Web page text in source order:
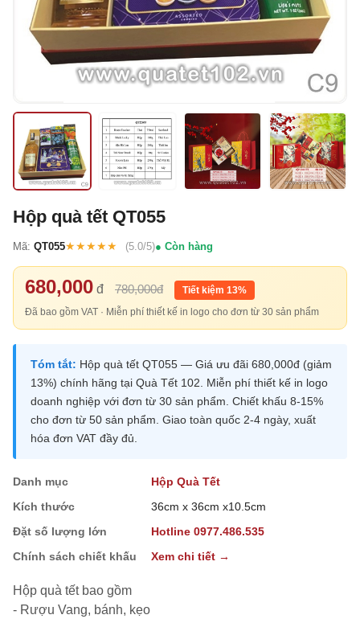
Hộp quà tết QT055
Mã: QT055★★★★★ (5.0/5) Còn hàng
680,000 đ 780,000đ
Tiết kiệm 13%
Đã bao gồm VAT · Miễn phí thiết kế in logo cho đơn từ 30 sản phẩm
Tóm tắt: Hộp quà tết QT055 — Giá ưu đãi 680,000đ (giảm
13%) chính hãng tại Quà Tết 102. Miễn phí thiết kế in logo
doanh nghiệp với đơn từ 30 sản phẩm. Chiết khấu 8-15%
cho đơn từ 50 sản phẩm. Giao toàn quốc 2-4 ngày, xuất
hóa đơn VAT đầy đủ.
Danh mục
Hộp Quà Tết
Kích thước
36cm x 36cm x10.5cm
Đặt số lượng lớn
Hotline 0977.486.535
Chính sách chiết khấu
Xem chi tiết →
Hộp quà tết bao gồm
- Rượu Vang, bánh, kẹo